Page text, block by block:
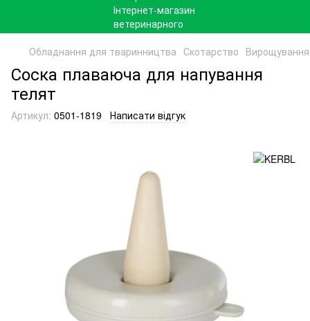
Обладнання для тваринництва Скотарство
Соска плаваюча для напування
телят
Артикул: 0501-1819 Написати відгук